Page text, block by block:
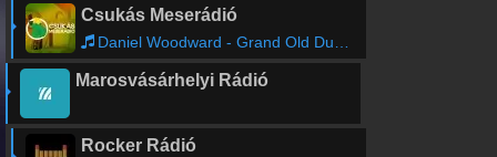
Csukás Meserádió
Daniel Woodward - Grand Old Duke of York (Dusk)
Marosvásárhelyi Rádió
Rocker Rádió